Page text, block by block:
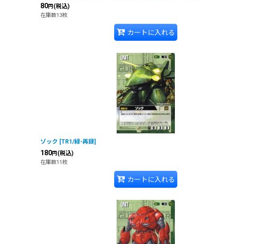
80円 (税込)
在庫数13枚
カートに入れる
ゾック [TR1/緑-再録]
180円 (税込)
在庫数11枚
カートに入れる